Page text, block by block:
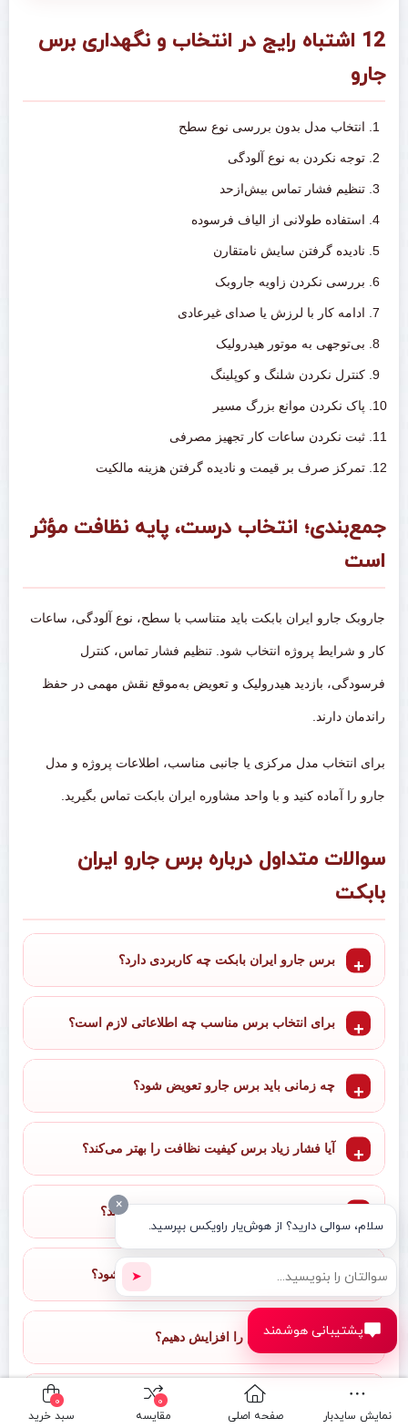
12 اشتباه رایج در انتخاب و نگهداری برس
جارو
انتخاب مدل بدون بررسی نوع سطح
توجه نکردن به نوع آلودگی
تنظیم فشار تماس بیش‌ازحد
استفاده طولانی از الیاف فرسوده
نادیده گرفتن سایش نامتقارن
بررسی نکردن زاویه جاروبک
ادامه کار با لرزش یا صدای غیرعادی
بی‌توجهی به موتور هیدرولیک
کنترل نکردن شلنگ و کوپلینگ
پاک نکردن موانع بزرگ مسیر
ثبت نکردن ساعات کار تجهیز مصرفی
تمرکز صرف بر قیمت و نادیده گرفتن هزینه مالکیت
جمع‌بندی؛ انتخاب درست، پایه نظافت مؤثر
است
جاروبک جارو ایران بابکت باید متناسب با سطح، نوع آلودگی، ساعات
کار و شرایط پروژه انتخاب شود. تنظیم فشار تماس، کنترل
فرسودگی، بازدید هیدرولیک و تعویض به‌موقع نقش مهمی در حفظ
راندمان دارند.
برای انتخاب مدل مرکزی یا جانبی مناسب، اطلاعات پروژه و مدل
جارو را آماده کنید و با واحد مشاوره ایران بابکت تماس بگیرید.
سوالات متداول درباره برس جارو ایران
بابکت
برس جارو ایران بابکت چه کاربردی دارد؟
برای انتخاب برس مناسب چه اطلاعاتی لازم است؟
چه زمانی باید برس جارو تعویض شود؟
آیا فشار زیاد برس کیفیت نظافت را بهتر می‌کند؟
برس مرکزی و برس جانبی چه تفاوتی دارند؟
چرا برس به‌صورت نامتقارن فرسوده می‌شود؟
چگونه عمر برس را افزایش دهیم؟
شماره تماس ایران بابکت برای مشاوره برس چیست؟
پشتیبانی هوشمند
×
سلام، سوالی دارید؟ از هوش‌یار راویکس بپرسید.
➤
نمایش سایدبار صفحه اصلی
0
مقایسه
0
سبد خرید